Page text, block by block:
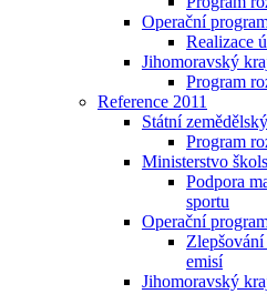
Operační
Realizace
Jihomoravský
Program
Reference 2011
Státní
Program
Ministerstvo
Podpora
sportu
Operační
emisí
Jihomoravský